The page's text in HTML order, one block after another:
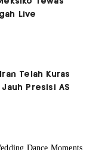
Live
Telah Kuras
Presisi AS